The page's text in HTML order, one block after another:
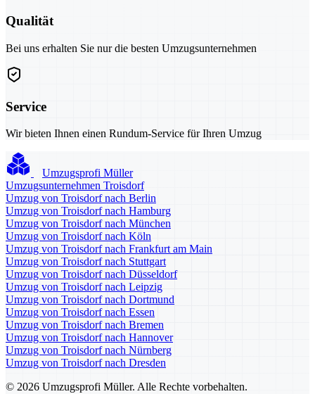
Qualität
Bei uns erhalten Sie nur die besten Umzugsunternehmen
Service
Wir bieten Ihnen einen Rundum-Service für Ihren Umzug
Umzugsprofi Müller
Umzugsunternehmen Troisdorf
Umzug von Troisdorf nach Berlin
Umzug von Troisdorf nach Hamburg
Umzug von Troisdorf nach München
Umzug von Troisdorf nach Köln
Umzug von Troisdorf nach Frankfurt am Main
Umzug von Troisdorf nach Stuttgart
Umzug von Troisdorf nach Düsseldorf
Umzug von Troisdorf nach Leipzig
Umzug von Troisdorf nach Dortmund
Umzug von Troisdorf nach Essen
Umzug von Troisdorf nach Bremen
Umzug von Troisdorf nach Hannover
Umzug von Troisdorf nach Nürnberg
Umzug von Troisdorf nach Dresden
© 2026 Umzugsprofi Müller. Alle Rechte vorbehalten.